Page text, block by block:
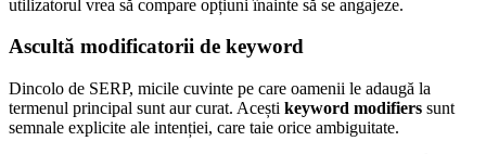
utilizatorul vrea să compare opțiuni înainte să se angajeze.
Ascultă modificatorii de keyword
Dincolo de SERP, micile cuvinte pe care oamenii le adaugă la
termenul principal sunt aur curat. Acești keyword modifiers sunt
semnale explicite ale intenției, care taie orice ambiguitate.